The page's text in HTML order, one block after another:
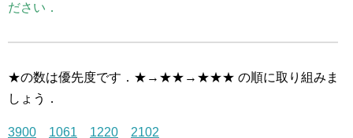
ださい．
★の数は優先度です．★→★★→★★★ の順に取り組みま
しょう．
3900 1061 1220 2102